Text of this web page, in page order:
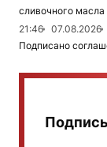
сливочного
21:46
07.08.2026
Подписано